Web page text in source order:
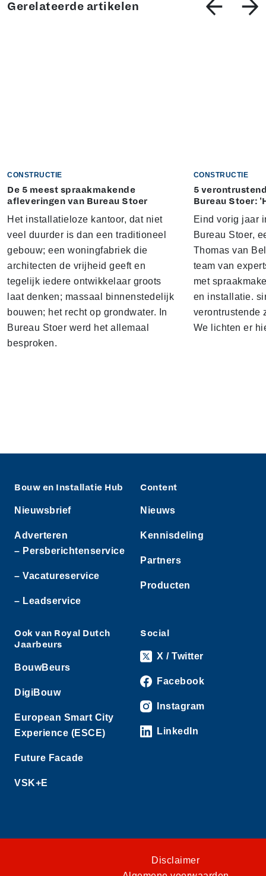
Gerelateerde artikelen
CONSTRUCTIE
De 5 meest spraakmakende
afleveringen van Bureau Stoer
Het installatieloze kantoor, dat niet
veel duurder is dan een traditioneel
gebouw; een woningfabriek die
architecten de vrijheid geeft en
tegelijk iedere ontwikkelaar groots
laat denken; massaal binnenstedelijk
bouwen; het recht op grondwater. In
Bureau Stoer werd het allemaal
besproken.
CONSTRUCTIE
5
Bureau Stoer:
Eind vorig jaar
Bureau Stoer,
Thomas van
team van
met
en installatie.
verontrustende
We lichten er
Bouw en Installatie Hub
Nieuwsbrief
Adverteren
– Persberichtenservice
– Vacatureservice
– Leadservice
Content
Nieuws
Kennisdeling
Partners
Producten
Ook van Royal Dutch
Jaarbeurs
BouwBeurs
DigiBouw
European Smart City
Experience (ESCE)
Future Facade
VSK+E
Social
X / Twitter
Facebook
Instagram
LinkedIn
Disclaimer